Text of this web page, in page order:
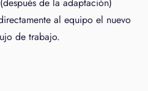
al equipo el nuevo
de trabajo.